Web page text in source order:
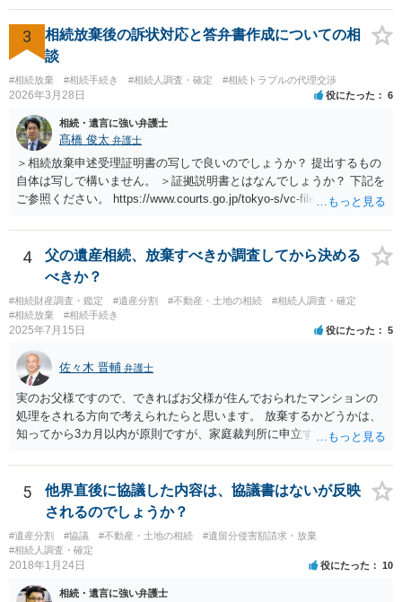
3
相続放棄後の訴状対応と答弁書作成についての相
談
#相続放棄 #相続手続き #相続人調査・確定 #相続トラブルの代理交渉
2026年3月28日 役にたった 6
相続・遺言に強い弁護士
髙橋 俊太 弁護士
＞相続放棄申述受理証明書の写しで良いのでしょうか？ 提出するもの
自体は写しで構いません。 ＞証拠説明書とはなんでしょうか？ 下記を
ご参照ください。 https://www.courts.go.jp/tokyo-s/vc-files/tokyo-s/file/
4
父の遺産相続、放棄すべきか調査してから決める
べきか？
#相続財産調査・鑑定 #遺産分割 #不動産・土地の相続
#相続人調査・確定
#相続放棄
#相続手続き
2025年7月15日 役にたった 5
佐々木 晋輔 弁護士
実のお父様ですので、できればお父様が住んでおられたマンションの
処理をされる方向で考えられたらと思います。 放棄するかどうかは、
知ってから3カ月以内が原則ですが、家庭裁判所に申立すれば3カ月の
放棄するかどうか決めることができます。 銀行やサラ金が数年も放置
することはありませんので、数年後に借金が発見される可能性はほぼ
ありません。 なお、私が扱った相続放棄を検討していた案件で、期間
伸長して調査したところ、サラ金に対する過払金など相当な財産が見
つかったため相続したという事例がありました。
5
他界直後に協議した内容は、協議書はないが反映
されるのでしょうか？
#遺産分割 #協議 #不動産・土地の相続
#遺留分侵害額請求・放棄
#相続人調査・確定
2018年1月24日 役にたった 10
相続・遺言に強い弁護士